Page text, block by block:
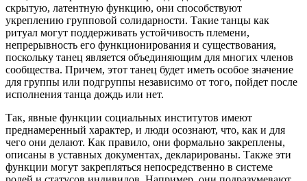
скрытую, латентную функцию, они способствуют
укреплению групповой солидарности. Такие танцы как
ритуал могут поддерживать устойчивость племени,
непрерывность его функционирования и существования,
поскольку танец является объединяющим для многих членов
сообщества. Причем, этот танец будет иметь особое значение
для группы или подгруппы независимо от того, пойдет после
исполнения танца дождь или нет.
Так, явные функции социальных институтов имеют
преднамеренный характер, и люди осознают, что, как и для
чего они делают. Как правило, они формально закреплены,
описаны в уставных документах, декларированы. Также эти
функции могут закрепляться непосредственно в системе